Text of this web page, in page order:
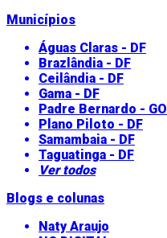
Municípios
Águas Claras - DF
Brazlândia - DF
Ceilândia - DF
Gama - DF
Padre Bernardo - GO
Plano Piloto - DF
Samambaia - DF
Taguatinga - DF
Ver todos
Blogs e colunas
Naty Araujo